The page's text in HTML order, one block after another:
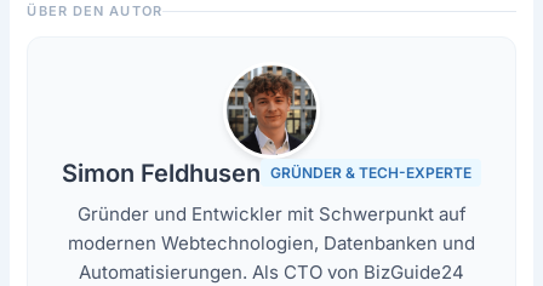
ÜBER DEN AUTOR
Simon Feldhusen GRÜNDER & TECH-EXPERTE
Gründer und Entwickler mit Schwerpunkt auf
modernen Webtechnologien, Datenbanken und
Automatisierungen. Als CTO von BizGuide24